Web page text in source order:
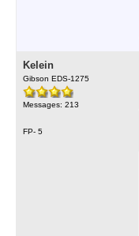
Kelein
Gibson EDS-1275
Messages: 213
FP- 5